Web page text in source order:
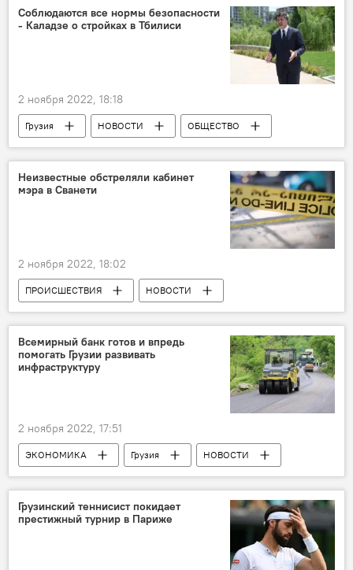
Национальное агентство вина
Соблюдаются все нормы безопасности
- Каладзе о стройках в Тбилиси
2 ноября 2022, 18:18
Грузия НОВОСТИ
ОБЩЕСТВО
Тбилиси
Неизвестные обстреляли кабинет
мэра в Сванети
2 ноября 2022, 18:02
ПРОИСШЕСТВИЯ
НОВОСТИ
Лентехский район
Всемирный банк готов и впредь
помогать Грузии развивать
инфраструктуру
2 ноября 2022, 17:51
ЭКОНОМИКА Грузия
НОВОСТИ
Ираклий Карселадзе
Тбилиси
Грузинский теннисист покидает
престижный турнир в Париже